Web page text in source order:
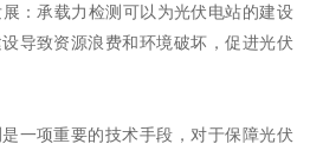
：承载力检测可以为光伏电站的建设
导致资源浪费和环境破坏，促进光伏
一项重要的技术手段，对于保障光伏